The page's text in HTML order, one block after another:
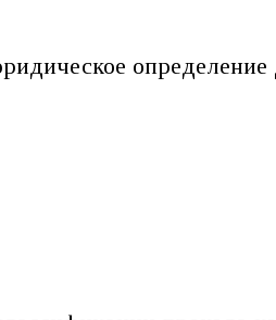
определение